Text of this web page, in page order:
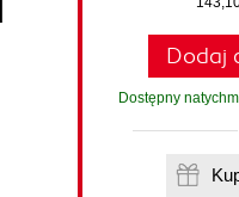
Dodaj
Dostępny